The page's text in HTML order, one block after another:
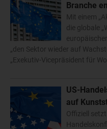
Branche
Mit einem
die globale
„den Sektor wieder auf
„Exekutiv-Vicepräsident für
US-
auf
Offiziell